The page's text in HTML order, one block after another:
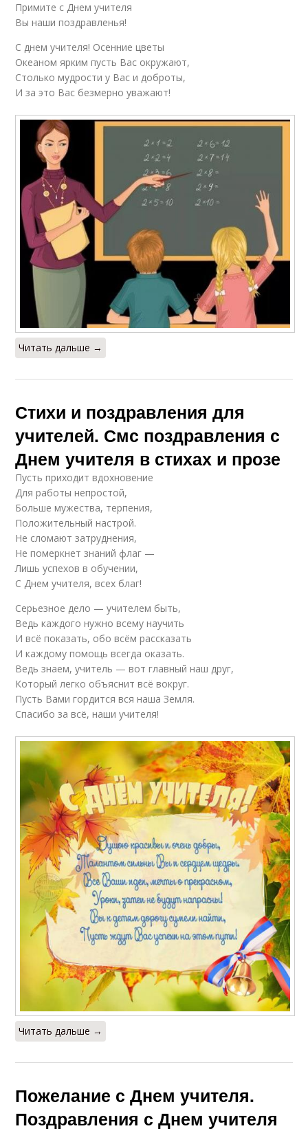
Примите с Днем учителя
Вы наши поздравленья!
С днем учителя! Осенние цветы
Океаном ярким пусть Вас окружают,
Столько мудрости у Вас и доброты,
И за это Вас безмерно уважают!
Читать дальше →
Стихи и поздравления для
учителей. Смс поздравления с
Днем учителя в стихах и прозе
Пусть приходит вдохновение
Для работы непростой,
Больше мужества, терпения,
Положительный настрой.
Не сломают затруднения,
Не померкнет знаний флаг —
Лишь успехов в обучении,
С Днем учителя, всех благ!
Серьезное дело — учителем быть,
Ведь каждого нужно всему научить
И всё показать, обо всём рассказать
И каждому помощь всегда оказать.
Ведь знаем, учитель — вот главный наш друг,
Который легко объяснит всё вокруг.
Пусть Вами гордится вся наша Земля.
Спасибо за всё, наши учителя!
Читать дальше →
Пожелание с Днем учителя.
Поздравления с Днем учителя